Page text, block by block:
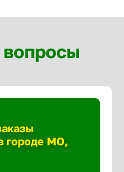
вопросы
городе МО,